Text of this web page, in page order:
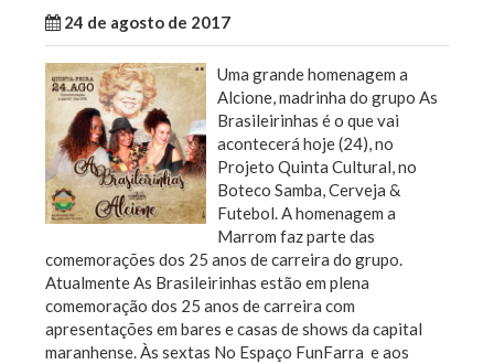
24 de agosto de 2017
Uma grande homenagem a
Alcione, madrinha do grupo As
Brasileirinhas é o que vai
acontecerá hoje (24), no
Projeto Quinta Cultural, no
Boteco Samba, Cerveja &
Futebol. A homenagem a
Marrom faz parte das
comemorações dos 25 anos de carreira do grupo.
Atualmente As Brasileirinhas estão em plena
comemoração dos 25 anos de carreira com
apresentações em bares e casas de shows da capital
maranhense. Às sextas No Espaço FunFarra e aos